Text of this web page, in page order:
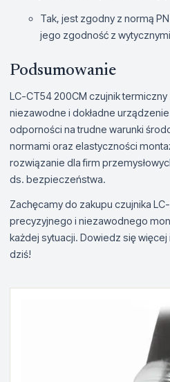
Tak, jest zgodny z normą
jego zgodność z
Podsumowanie
LC-CT54 200CM czujnik
niezawodne i dokładne
odporności na trudne warunki
normami oraz elastyczności
rozwiązanie dla firm
ds. bezpieczeństwa.
Zachęcamy do zakupu czujnika
precyzyjnego i niezawodnego
każdej sytuacji. Dowiedz się
dziś!